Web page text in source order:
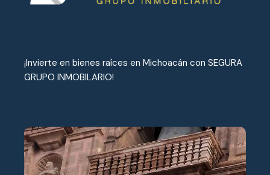
¡Invierte en bienes raíces en Michoacán con SEGURA
GRUPO INMOBILARIO!